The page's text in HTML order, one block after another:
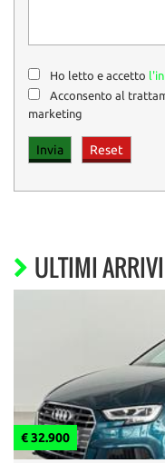
Ho letto e accetto
Acconsento al
marketing
ULTIMI ARRIVI
€ 32.900